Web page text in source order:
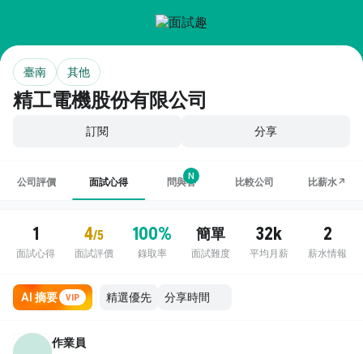
精工電機股份有限公司
臺南 其他
訂閱 分享
公司評價 面試心得 問與答
N
比較公司 比薪水↗
1
面試心得
4/5
面試評價
100%
錄取率
簡單
面試難度
32k
平均月薪
2
薪水情報
AI 摘要 VIP
作業員